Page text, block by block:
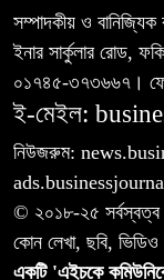
সম্পাদকীয় ও
ইনার সার্কুলার রোড,
০১৭৪৫-৩৭৩৬৬৭।
ই-মেইল:
নিউজরুম:
© ২০১৮-২৫ সর্বস্বত্ব
কোন লেখা, ছবি,
একটি 'এইচকে